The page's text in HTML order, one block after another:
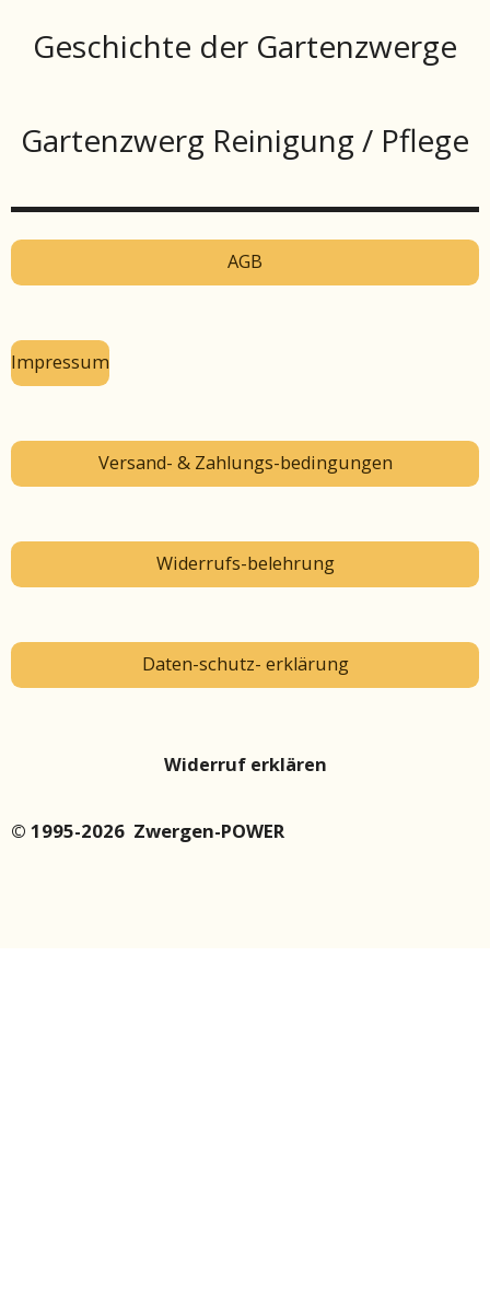
Geschichte der Gartenzwerge
Gartenzwerg Reinigung / Pflege
AGB
Impressum
Versand- & Zahlungs-bedingungen
Widerrufs-belehrung
Daten-schutz- erklärung
Widerruf erklären
© 1995-2026 Zwergen-POWER